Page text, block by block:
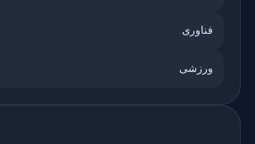
فناوری
ورزشی